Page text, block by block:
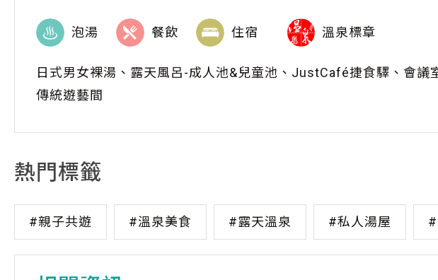
泡湯 餐飲 住宿 溫泉標章
日式男女裸湯、露天風呂-成人池&兒童池、JustCafé捷食驛、會議
傳統遊藝間
熱門標籤
#親子共遊 #溫泉美食 #露天溫泉 #私人湯屋